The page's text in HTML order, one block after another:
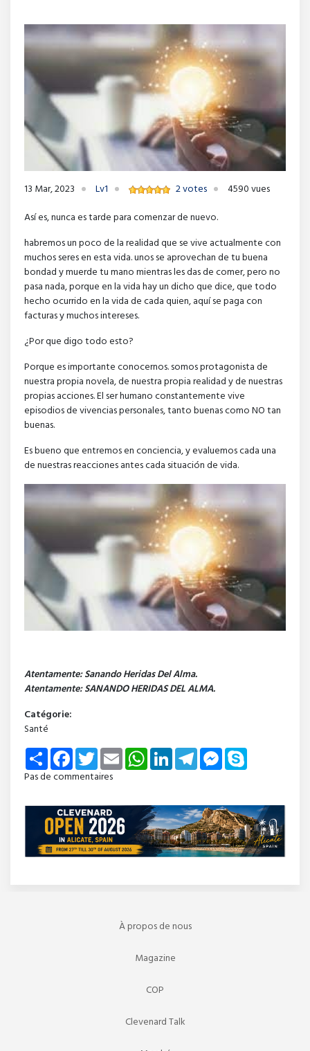
13 Mar, 2023 Lv1 2 votes
4590 vues
Así es, nunca es tarde para comenzar de nuevo.
habremos un poco de la realidad que se vive actualmente con
muchos seres en esta vida. unos se aprovechan de tu buena
bondad y muerde tu mano mientras les das de comer, pero no
pasa nada, porque en la vida hay un dicho que dice, que todo
hecho ocurrido en la vida de cada quien, aquí se paga con
facturas y muchos intereses.
¿Por que digo todo esto?
Porque es importante conocernos. somos protagonista de
nuestra propia novela, de nuestra propia realidad y de nuestras
propias acciones. El ser humano constantemente vive
episodios de vivencias personales, tanto buenas como NO tan
buenas.
Es bueno que entremos en conciencia, y evaluemos cada una
de nuestras reacciones antes cada situación de vida.
Atentamente: Sanando Heridas Del Alma.
Atentamente: SANANDO HERIDAS DEL ALMA.
Catégorie:
Santé
Share FacebookTwitterEmail WhatsAppLinkedInTelegramMessenger
Pas de commentaires
À propos de nous
Magazine
COP
Clevenard Talk